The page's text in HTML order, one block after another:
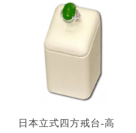
日本立式四方戒台-高